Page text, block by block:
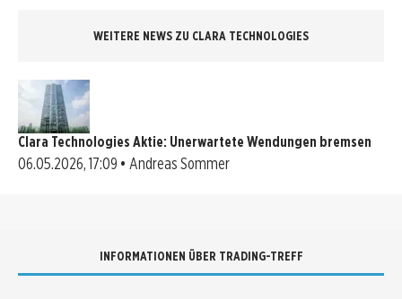
WEITERE NEWS ZU CLARA TECHNOLOGIES
Clara Technologies Aktie: Unerwartete Wendungen bremsen
06.05.2026, 17:09 • Andreas Sommer
INFORMATIONEN ÜBER TRADING-TREFF